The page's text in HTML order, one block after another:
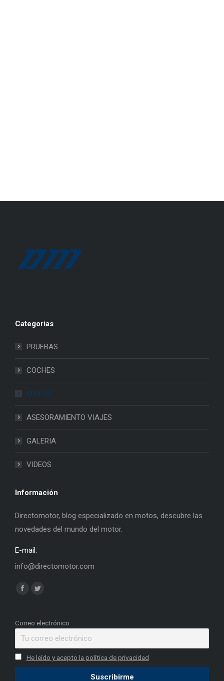
Categorias
PRUEBAS
COCHES
MOTOS
ASESORAMIENTO VIAJES
GALERIA
VIDEOS
Información
Directomotor, blog especializado en motos, descubre las
novedades del mundo del motor.
E-mail:
info@directomotor.com
Find us on:
Facebook
opens
window
Twitter
opens
window
Correo electrónico
He leído y acepto la política de privacidad